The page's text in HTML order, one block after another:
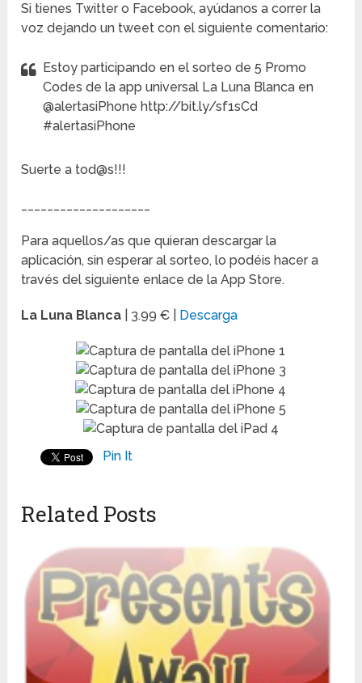
Si tienes Twitter o Facebook, ayúdanos a correr la
voz dejando un tweet con el siguiente comentario:
Estoy participando en el sorteo de 5 Promo
Codes de la app universal La Luna Blanca en
@alertasiPhone http://bit.ly/sf1sCd
#alertasiPhone
Suerte a tod@s!!!
Para aquellos/as que quieran descargar la
aplicación, sin esperar al sorteo, lo podéis hacer a
través del siguiente enlace de la App Store.
La Luna Blanca | 3.99 € | Descarga
Pin It
Related Posts